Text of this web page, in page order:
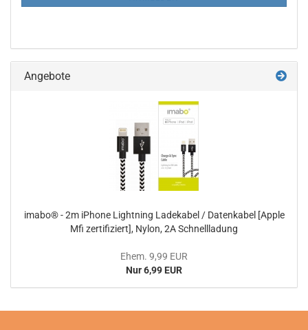
Angebote
imabo® - 2m iPhone Lightning Ladekabel / Datenkabel [Apple
Mfi zertifiziert], Nylon, 2A Schnellladung
Ehem. 9,99 EUR
Nur 6,99 EUR